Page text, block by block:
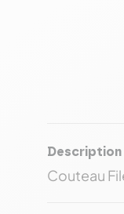
Description
Couteau